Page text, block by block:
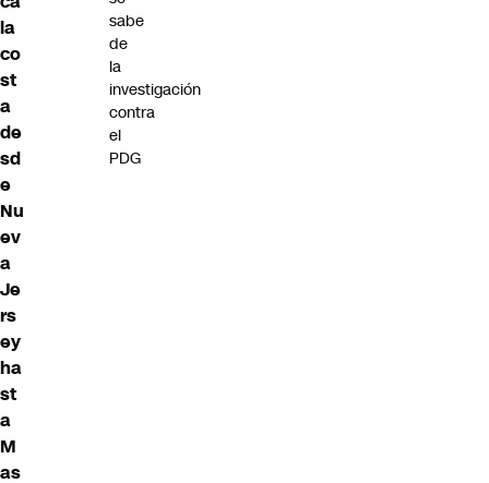
la
co
st
a
de
sd
e
Nu
ev
a
Je
rs
ey
ha
st
a
M
as
sabe
de
la
investigación
contra
el
PDG